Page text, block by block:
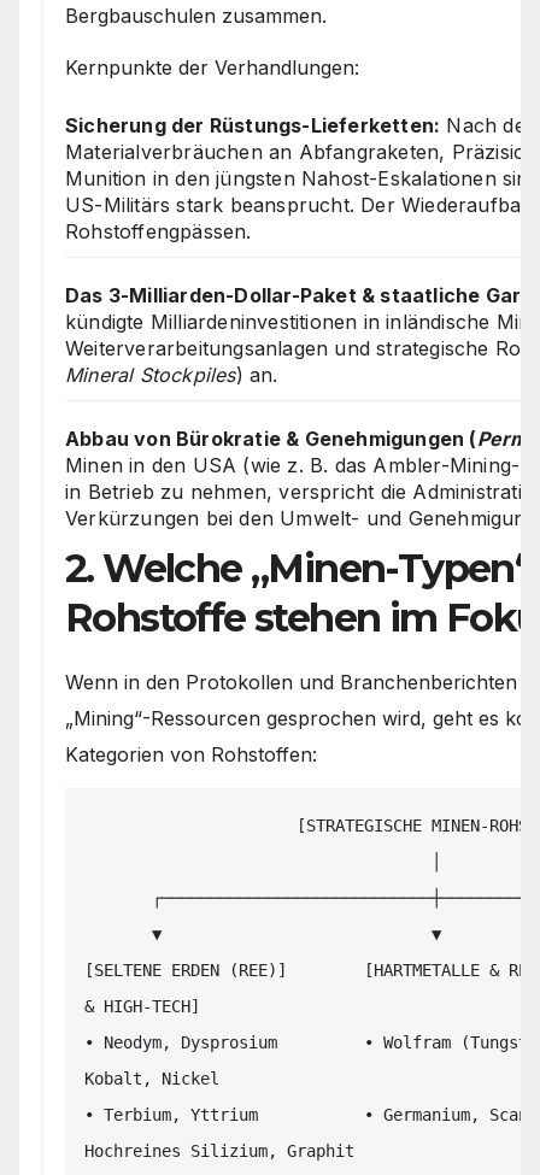
Bergbauschulen zusammen.
Kernpunkte der Verhandlungen:
Sicherung der Rüstungs-Lieferketten: Nach
Materialverbräuchen an Abfangraketen,
Munition in den jüngsten Nahost-Eskalationen
US-Militärs stark beansprucht. Der
Rohstoffengpässen.
Das 3-Milliarden-Dollar-Paket & staatliche
kündigte Milliardeninvestitionen in inländische
Weiterverarbeitungsanlagen und strategische
Mineral Stockpiles) an.
Abbau von Bürokratie & Genehmigungen (
Minen in den USA (wie z. B. das Ambler-Mining-
in Betrieb zu nehmen, verspricht die
Verkürzungen bei den Umwelt- und
2. Welche „Minen-
Rohstoffe stehen im
Wenn in den Protokollen und Branchenberichten
„Mining“-Ressourcen gesprochen wird, geht es
Kategorien von Rohstoffen:
[SELTENE ERDEN (REE)]        [HARTMETALLE &
& HIGH-TECH]
• Neodym, Dysprosium         • Wolfram
Kobalt, Nickel
• Terbium, Yttrium           • Germanium,